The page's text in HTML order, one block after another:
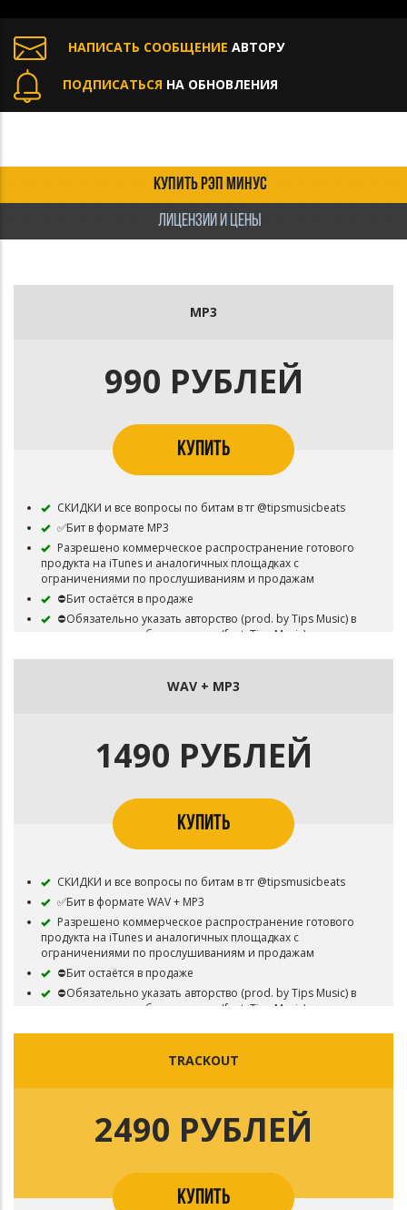
НАПИСАТЬ СООБЩЕНИЕ АВТОРУ
ПОДПИСАТЬСЯ НА ОБНОВЛЕНИЯ
КУПИТЬ РЭП МИНУС
ЛИЦЕНЗИИ И ЦЕНЫ
MP3
990 РУБЛЕЙ
КУПИТЬ
СКИДКИ и все вопросы по битам в тг @tipsmusicbeats
✅Бит в формате MP3
Разрешено коммерческое распространение готового
продукта на iTunes и аналогичных площадках с
ограничениями по прослушиваниям и продажам
⛔Бит остаётся в продаже
⛔Обязательно указать авторство (prod. by Tips Music) в
названии трека, либо в артистах (feat. Tips Music)
WAV + MP3
1490 РУБЛЕЙ
КУПИТЬ
СКИДКИ и все вопросы по битам в тг @tipsmusicbeats
✅Бит в формате WAV + MP3
Разрешено коммерческое распространение готового
продукта на iTunes и аналогичных площадках с
ограничениями по прослушиваниям и продажам
⛔Бит остаётся в продаже
⛔Обязательно указать авторство (prod. by Tips Music) в
названии трека, либо в артистах (feat. Tips Music)
TRACKOUT
2490 РУБЛЕЙ
КУПИТЬ